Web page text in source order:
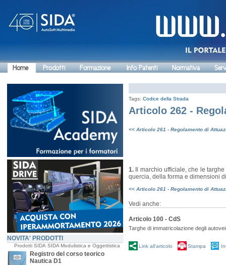
Home Prodotti Formazione Info Patenti Normativa
NOVITA' PRODOTTI
Prodotti SIDA SIDA Modulistica e Oggettistica
Registro del corso teorico
Nautica D1
Tags: Codice della Strada
Articolo 262 -
<< Articolo 261 - Regolamento di
1. Il marchio ufficiale, che le
quercia, della forma e dimensioni
<< Articolo 261 - Regolamento di
Vedi anche:
Articolo 100 - CdS
Targhe di immatricolazione degli
Link all'articolo Stampa